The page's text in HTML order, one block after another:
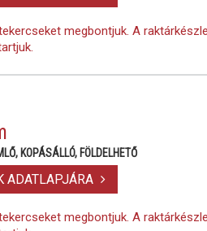
megbontjuk. A
KOPÁSÁLLÓ, FÖLDELHETŐ
ADATLAPJÁRA
megbontjuk. A